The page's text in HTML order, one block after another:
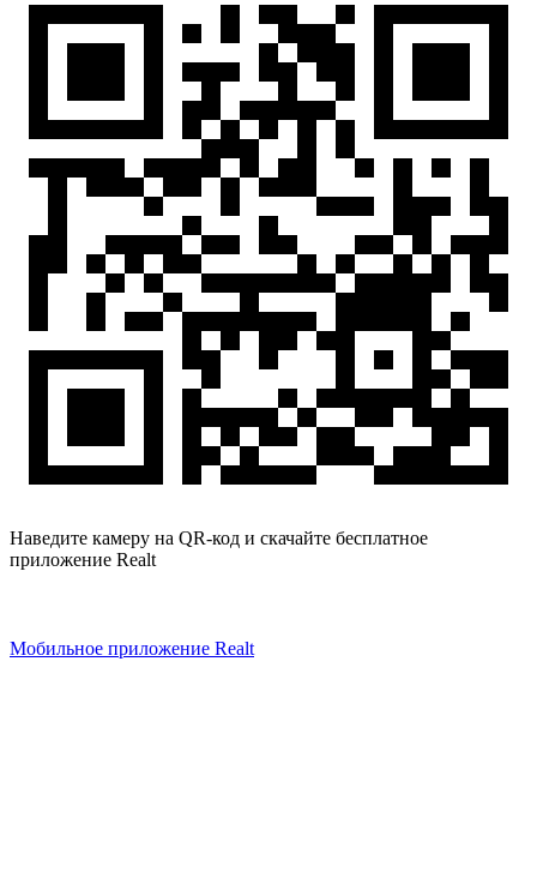
Наведите камеру на QR-код и скачайте бесплатное
приложение Realt
Мобильное приложение Realt